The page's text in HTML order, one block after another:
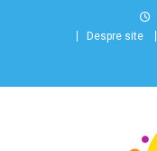
Despre site